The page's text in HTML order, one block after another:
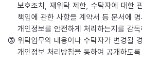
보호조치, 재위탁 제한, 수탁자에 대한
책임에 관한 사항을 계약서 등 문서에
개인정보를 안전하게 처리하는지를 감
③ 위탁업무의 내용이나 수탁자가 변경될
개인정보 처리방침을 통하여 공개하도